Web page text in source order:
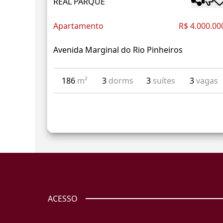
Apartamento R$
Avenida Marginal do Rio Pinheiros
186 m² 3 dorms 3 suítes 3vagas
ACESSO